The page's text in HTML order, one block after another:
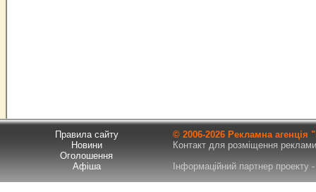
Правила сайту
Новини
Оголошення
Афіша
© 2006-2026 Рекламна
Контакт для розміщення
Інформаційний партнер проекту